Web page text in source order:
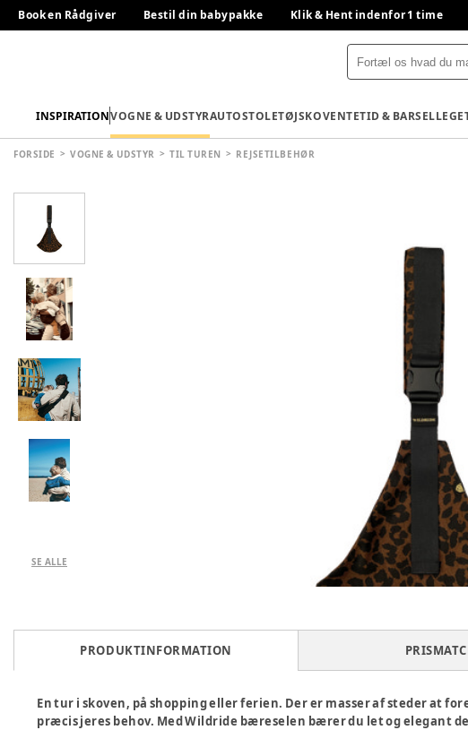
Book en Rådgiver Bestil din babypakke Klik & Hent indenfor 1 time
INSPIRATIONVOGNE & UDSTYRAUTOSTOLETØJSKOVENTETID & BARSEL
FORSIDE VOGNE & UDSTYR TIL TUREN REJSETILBEHØR
SE ALLE
PRODUKTINFORMATION
En tur i skoven, på shopping eller ferien. Der er masser af steder at
præcis jeres behov. Med Wildride bæreselen bærer du let og elegant